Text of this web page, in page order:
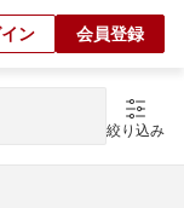
ン 会員登録
絞り込み